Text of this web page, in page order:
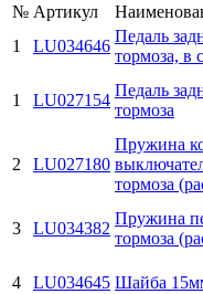
№ Артикул
1
LU034646
Педаль
тормоза, в
1 LU027154
Педаль
тормоза
2 LU027180
Пружина
тормоза
3 LU034382
Пружина
тормоза
4 LU034645 Шайба